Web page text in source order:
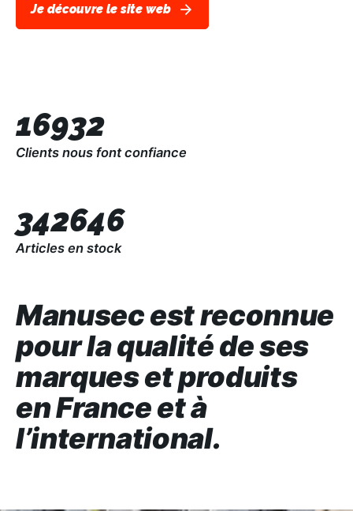
Je découvre le site web
16932
Clients nous font confiance
342646
Articles en stock
Manusec est reconnue
pour la qualité de ses
marques et produits
en France et à
l’international.